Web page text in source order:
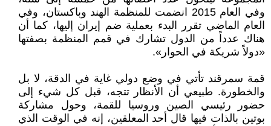
وفي العام 2015 انضمت للمنظمة الهند وباكستان، وفي
العام الماضي تقرر البدء بعملية ضم إيران إليها، كما أن
هناك عدداً من الدول تشارك في قمم المنظمة بصفتها
«دولاً شريكة في الحوار».
قمة سمرقند تأتي في وضع دولي غاية في الدقة، لا بل
والخطورة. طبيعي أن الأنظار تتجه، قبل كل شيء إلى
حضور رئيسي الصين وروسيا للقمة، وحول مشاركة
بوتين بالذات فيها قال أحد المعلقين، إنه في الوقت الذي